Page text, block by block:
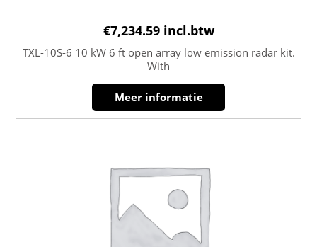
€7,234.59 incl.btw
TXL-10S-6 10 kW 6 ft open array low emission radar kit.
With
Meer informatie